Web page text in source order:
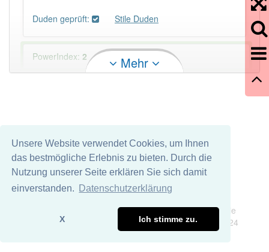
Unsere Website verwendet Cookies, um Ihnen
das bestmögliche Erlebnis zu bieten. Durch die
Nutzung unserer Seite erklären Sie sich damit
einverstanden.
Datenschutzerklärung
X Ich stimme zu.
Duden geprüft: Stile Duden
PowerIndex: 2
Wörter mit Endung -stile
aber mit einem anderen
Artikelder: 0
96% unserer Spielapp-Nutzer haben den Artikel
Mehr
Wir übernehmen keine Garantie und keine Haftung für die
Richtigkeit und Vollständigkeit dieser Seite. DDDEasy 2024